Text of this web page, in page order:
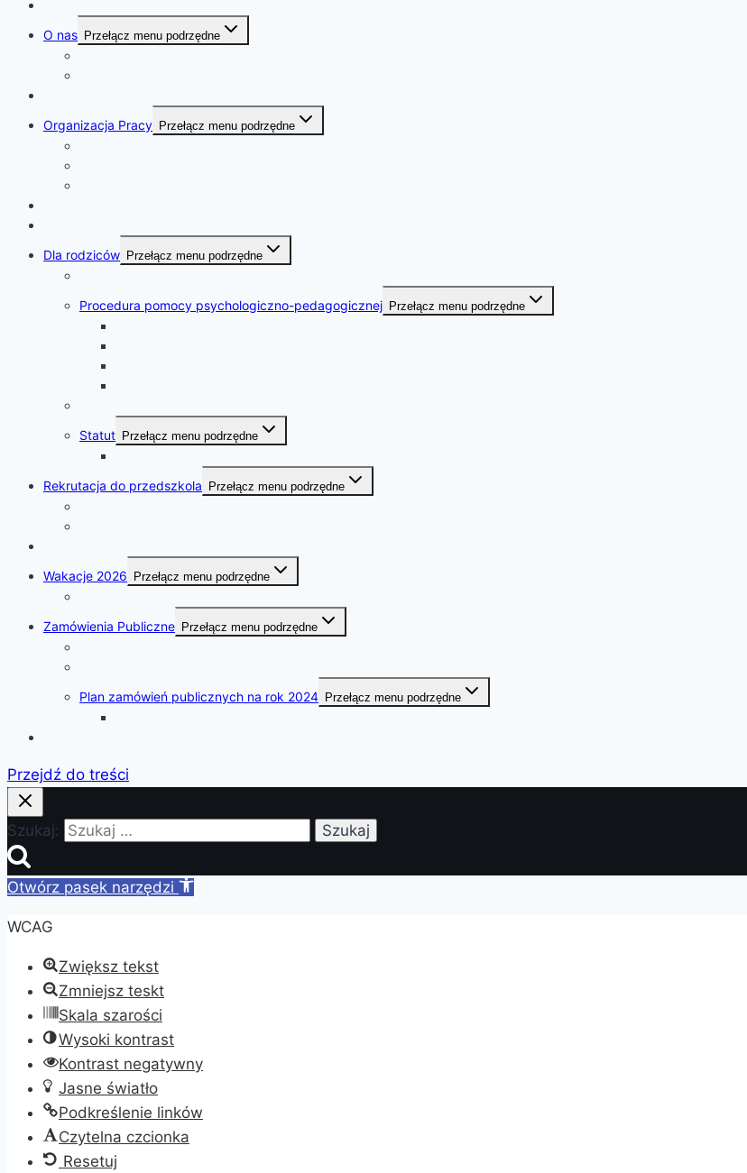
O nas Przełącz menu podrzędne
Organizacja Pracy Przełącz menu podrzędne
Dla rodziców Przełącz menu podrzędne
Procedura pomocy psychologiczno-pedagogicznej Przełącz menu podrzędne
Statut Przełącz menu podrzędne
Rekrutacja do przedszkola Przełącz menu podrzędne
Wakacje 2026 Przełącz menu podrzędne
Zamówienia Publiczne Przełącz menu podrzędne
Plan zamówień publicznych na rok 2024 Przełącz menu podrzędne
Przejdź do treści
Szukaj:
Otwórz pasek narzędzi
WCAG
Zwiększ tekst
Zmniejsz teskt
Skala szarości
Wysoki kontrast
Kontrast negatywny
Jasne światło
Podkreślenie linków
Czytelna czcionka
Resetuj